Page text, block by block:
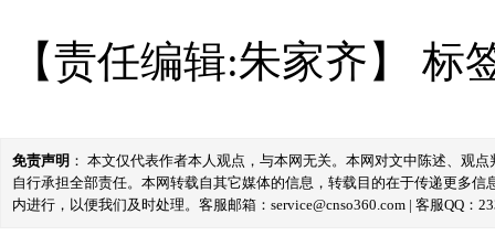
【责任编辑:朱家齐】 标
免责声明 ： 本文仅代表作者本人观点，与本网无关。本网对文中陈述、观
自行承担全部责任。本网转载自其它媒体的信息，转载目的在于传递更多
内进行，以便我们及时处理。客服邮箱：service@cnso360.com | 客服QQ：